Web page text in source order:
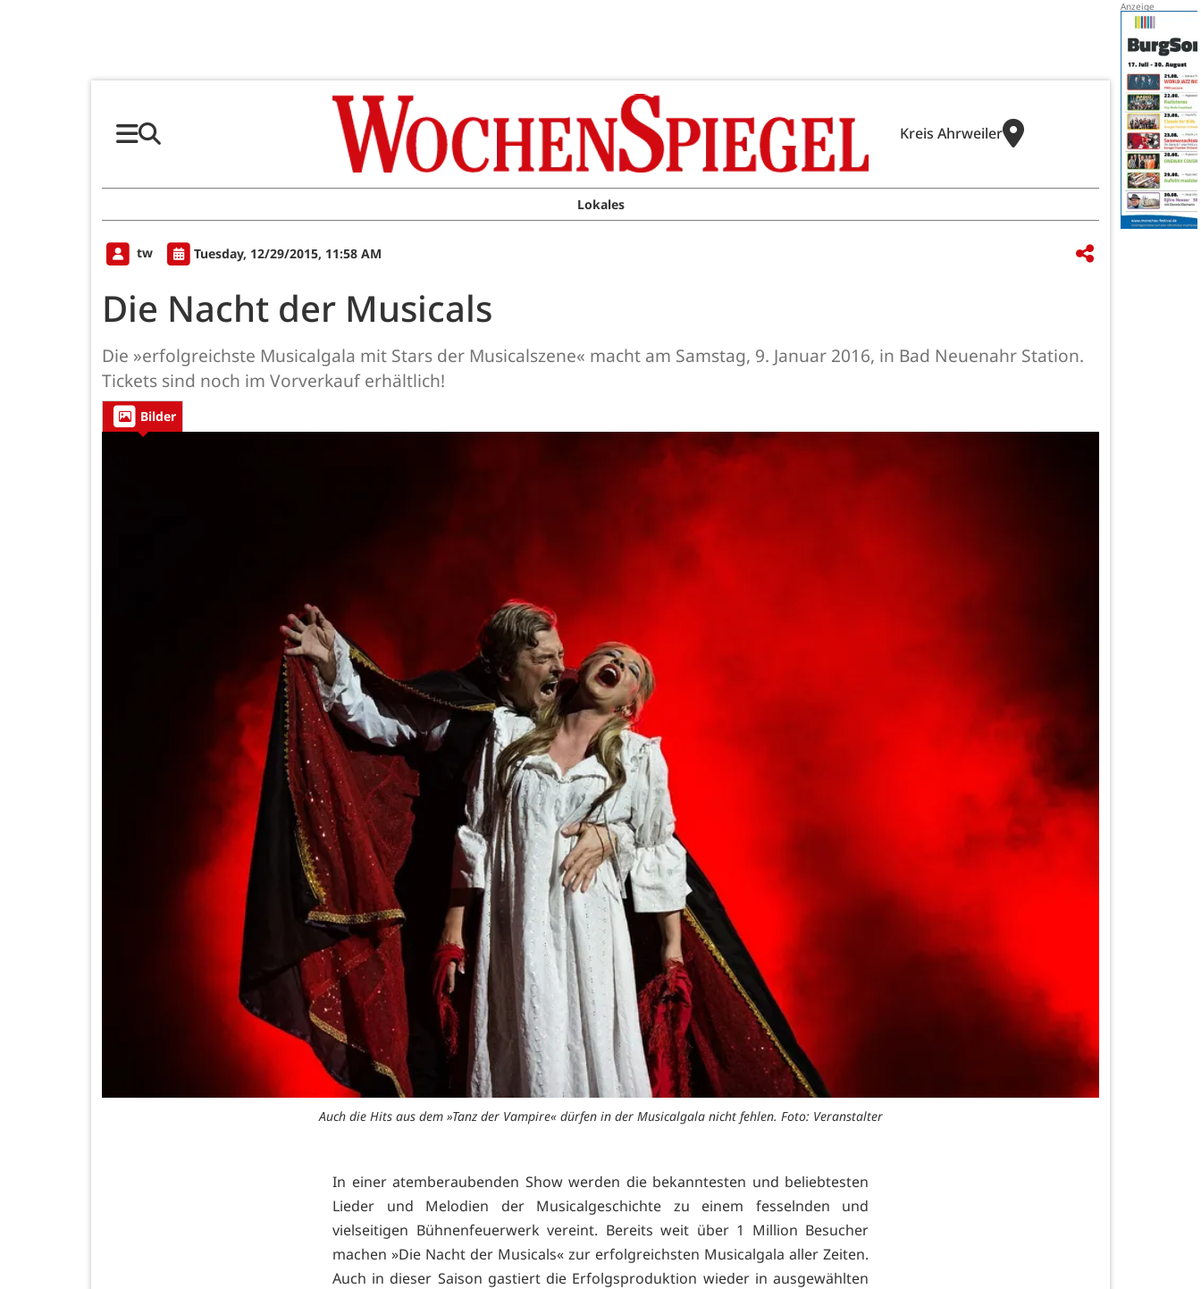
Kreis Ahrweiler
Lokales
tw Tuesday, 12/29/2015, 11:58 AM
Die Nacht der Musicals
Die »erfolgreichste Musicalgala mit Stars der Musicalszene« macht am Samstag, 9. Januar 2016, in Bad Neuenahr Station.
Tickets sind noch im Vorverkauf erhältlich!
Bilder
Auch die Hits aus dem »Tanz der Vampire« dürfen in der Musicalgala nicht fehlen. Foto: Veranstalter
In einer atemberaubenden Show werden die bekanntesten und beliebtesten
Lieder und Melodien der Musicalgeschichte zu einem fesselnden und
vielseitigen Bühnenfeuerwerk vereint. Bereits weit über 1 Million Besucher
machen »Die Nacht der Musicals« zur erfolgreichsten Musicalgala aller Zeiten.
Auch in dieser Saison gastiert die Erfolgsproduktion wieder in ausgewählten